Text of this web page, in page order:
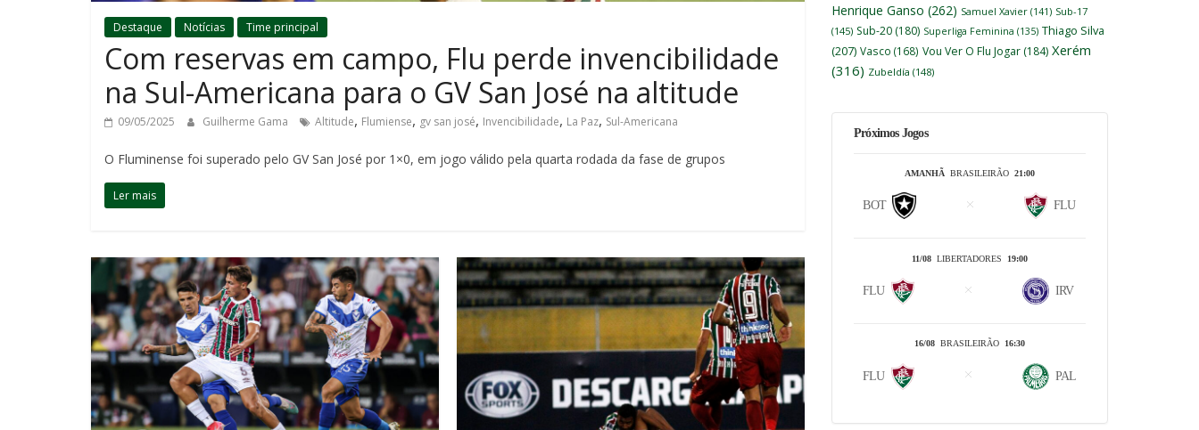
Destaque Notícias Time principal
Com reservas em campo, Flu perde invencibilidade
na Sul-Americana para o GV San José na altitude
09/05/2025 Guilherme Gama Altitude, Flumiense, gv san josé, Invencibilidade, La Paz, Sul-Americana
O Fluminense foi superado pelo GV San José por 1×0, em jogo válido pela quarta rodada da fase de grupos
Ler mais
Henrique Ganso (262) Samuel Xavier (141) Sub-17
(145) Sub-20 (180) Superliga Feminina (135) Thiago Silva
(207) Vasco (168) Vou Ver O Flu Jogar (184) Xerém
(316) Zubeldía (148)
Próximos Jogos
AMANHÃ BRASILEIRÃO 21:00
BOT FLU
11/08 LIBERTADORES 19:00
FLU IRV
16/08 BRASILEIRÃO 16:30
FLU PAL